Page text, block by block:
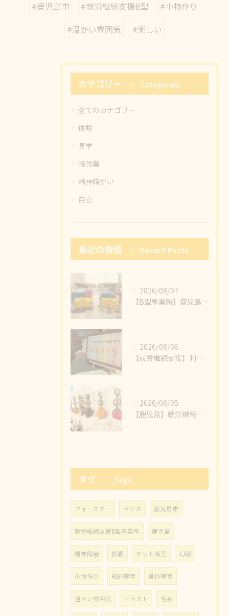
#鹿児島市 #就労継続支援B型
#小物作り
#温かい雰囲気
#楽しい
カテゴリー Categories
全てのカテゴリー
体験
見学
軽作業
精神障がい
自立
最近の投稿 Recent Posts
2026/08/07
【B型事業所】鹿児島市にある株式会社フォースター九州様のかわいいマスコット「さっしーず」✨そのさっしーずぬいぐるみを作成させていただき、納品させていただきました🙌🙌
2026/08/06
【就労継続支援】利用者様の心のこもった製品がたくさんの方に見ていただけました🥰小物作りの魅力のひとつ、販売することで感じるたくさんの繋がりと幸せの輪💞
2026/08/05
【鹿児島】就労継続支援B型事業所 なないろ、本日もわくわくで販売を楽しむぞ～～💪
タグ Tags
フォースター ラジオ 鹿児島市
就労継続支援B型事業所 鹿児島
精神障害 挑戦 ネット販売 幻聴
小物作り 知的障害 身体障害
温かい雰囲気 イラスト 毛糸